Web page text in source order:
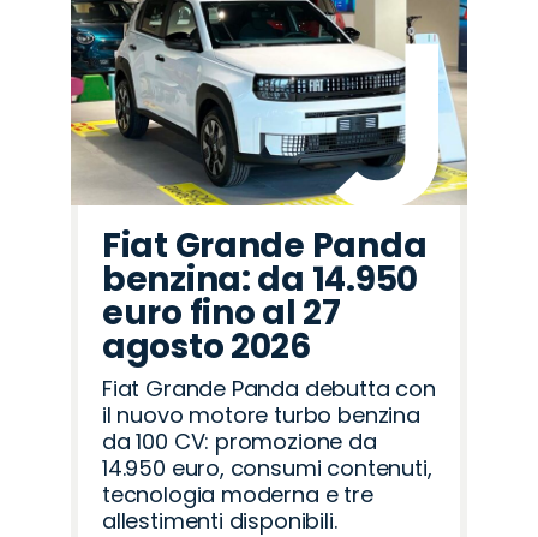
Fiat Grande Panda
benzina: da 14.950
euro fino al 27
agosto 2026
Fiat Grande Panda debutta con
il nuovo motore turbo benzina
da 100 CV: promozione da
14.950 euro, consumi contenuti,
tecnologia moderna e tre
allestimenti disponibili.